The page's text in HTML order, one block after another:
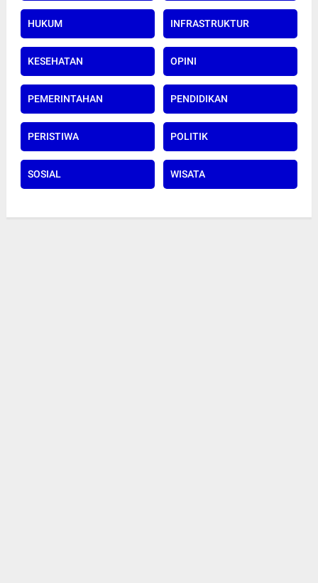
HUKUM INFRASTRUKTUR
KESEHATAN OPINI
PEMERINTAHAN PENDIDIKAN
PERISTIWA POLITIK
SOSIAL WISATA